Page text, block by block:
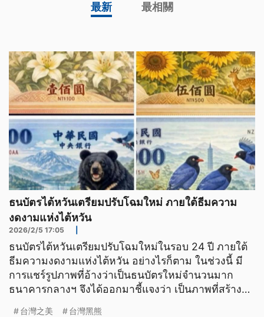
最新 最相關
ธนบัตรไต้หวันเตรียมปรับโฉมใหม่ ภายใต้ธีมความ
งดงามแห่งไต้หวัน
2026/2/5 17:05
ธนบัตรไต้หวันเตรียมปรับโฉมใหม่ในรอบ 24 ปี ภายใต้
ธีมความงดงามแห่งไต้หวัน อย่างไรก็ตาม ในช่วงนี้ มี
การแชร์รูปภาพที่อ้างว่าเป็นธนบัตรใหม่จำนวนมาก
ธนาคารกลางฯ จึงได้ออกมาชี้แจงว่า เป็นภาพที่สร้าง
台灣之美 台灣黑熊